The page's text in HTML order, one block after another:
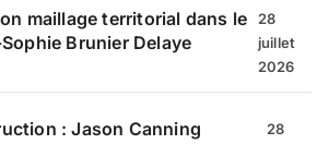
maillage territorial dans le
Brunier Delaye
28
juillet
2026
: Jason Canning
28